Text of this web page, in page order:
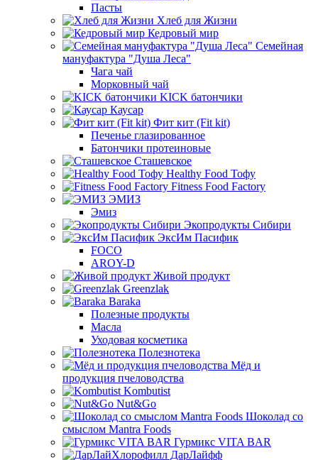
Пасты
Хлеб для Жизни
Кедровый мир
Семейная
мануфактура "Душа Леса"
Чага чай
Морковный чай
KICK батончики
Каусар
Фит кит (Fit kit)
Печенье глазированное
Батончики протеиновые
Сташевское
Healthy Food Тофу
Fitness Food Factory
ЭМИЗ
Эмиз
Экопродукты Сибири
ЭксИм Пасифик
FOCO
AROY-D
Живой продукт
Greenzlak
Baraka
Полезные продукты
Масла
Уходовая косметика
Полезнотека
Мёд и
продукция пчеловодства
Kombutist
Nut&Go
Шоколад со
смыслом Mantra Foods
Гурмикс VITA BAR